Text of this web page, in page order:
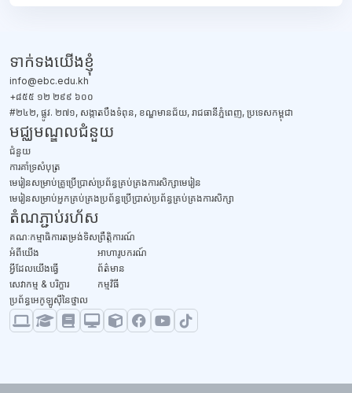
តំណភ្ជាប់រហ័ស
គណៈកម្មាធិការតម្រង់ទិស
អំពីយើង
អ្វីដែលយើងធ្វើ
សេវាកម្ម & បរិក្ខារ
ប្រព័ន្ធអេកូឡូស៊ីនៃថ្នាល
ព្រឹត្តិការណ៍
អាហារូបករណ៍
ព័ត៌មាន
កម្មវិធី
មជ្ឈមណ្ឌលជំនួយ
ជំនួយ
​ការគាំទ្រសំបុត្រ
មេរៀនសម្រាប់គ្រូប្រើប្រាស់ប្រព័ន្ធគ្រប់គ្រងការសិក្សាមេរៀន
មេរៀនសម្រាប់អ្នកគ្រប់គ្រងប្រព័ន្ធប្រើប្រាស់ប្រព័ន្ធគ្រប់គ្រងការសិក្សា
ទាក់ទង​យើងខ្ញុំ
info@ebc.edu.kh
+៨៥៥ ១២ ២៩៩ ៦០០
#២៤២, ផ្លូវ. ២៧១, សង្កាតបឹងទំពុន, ខណ្ឌមានជ័យ, រាជធានីភ្នំពេញ, ប្រទេសកម្ពុជា